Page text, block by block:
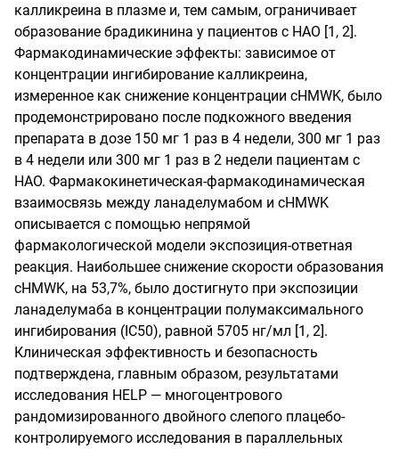
калликреина в плазме и, тем самым, ограничивает
образование брадикинина у пациентов с НАО [1, 2].
Фармакодинамические эффекты: зависимое от
концентрации ингибирование калликреина,
измеренное как снижение концентрации cHMWK, было
продемонстрировано после подкожного введения
препарата в дозе 150 мг 1 раз в 4 недели, 300 мг 1 раз
в 4 недели или 300 мг 1 раз в 2 недели пациентам с
НАО. Фармакокинетическая-фармакодинамическая
взаимосвязь между ланаделумабом и cHMWK
описывается с помощью непрямой
фармакологической модели экспозиция-ответная
реакция. Наибольшее снижение скорости образования
cHMWK, на 53,7%, было достигнуто при экспозиции
ланаделумаба в концентрации полумаксимального
ингибирования (IC50), равной 5705 нг/мл [1, 2].
Клиническая эффективность и безопасность
подтверждена, главным образом, результатами
исследования HELP — многоцентрового
рандомизированного двойного слепого плацебо-
контролируемого исследования в параллельных